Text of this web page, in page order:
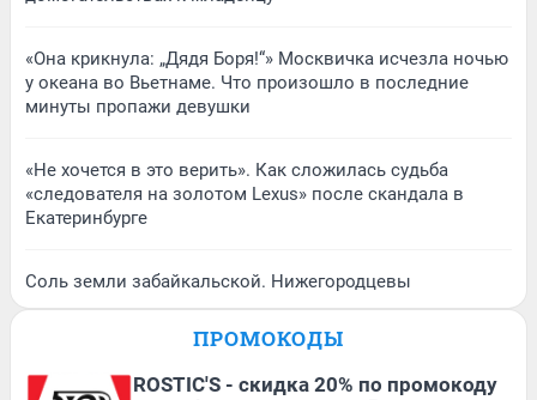
«Она крикнула: „Дядя Боря!“» Москвичка исчезла ночью
у океана во Вьетнаме. Что произошло в последние
минуты пропажи девушки
«Не хочется в это верить». Как сложилась судьба
«следователя на золотом Lexus» после скандала в
Екатеринбурге
Соль земли забайкальской. Нижегородцевы
ПРОМОКОДЫ
ROSTIC'S - скидка 20% по промокоду